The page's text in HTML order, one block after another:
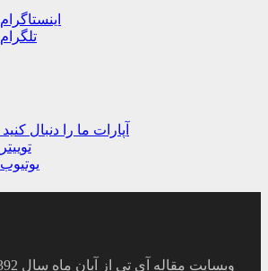
اینستاگرام
تلگرام
آپارات ما را دنبال کنید
توییتر
یوتیوب